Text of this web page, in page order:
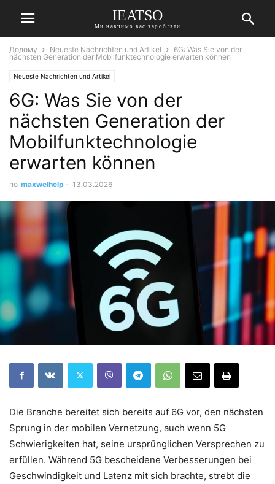
IEATSO
Ми навчимо вас заробляти
Додому Neueste Nachrichten und Artikel
6G: Was Sie von der
nächsten Generation der Mobilfunktechnologie erwarten können
Neueste Nachrichten und Artikel
6G: Was Sie von der
nächsten Generation der
Mobilfunktechnologie
erwarten können
по maxwelhelp - 13.03.2026
Die Branche bereitet sich bereits auf 6G vor, den nächsten
Sprung in der mobilen Vernetzung, auch wenn 5G
Schwierigkeiten hat, seine ursprünglichen Versprechen zu
erfüllen. Während 5G bescheidene Verbesserungen bei
Geschwindigkeit und Latenz mit sich brachte, strebt die